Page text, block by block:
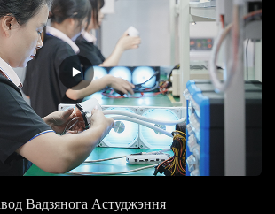
Вадзянога Астуджэння